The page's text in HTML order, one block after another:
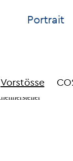
Portrait
Vorstösse